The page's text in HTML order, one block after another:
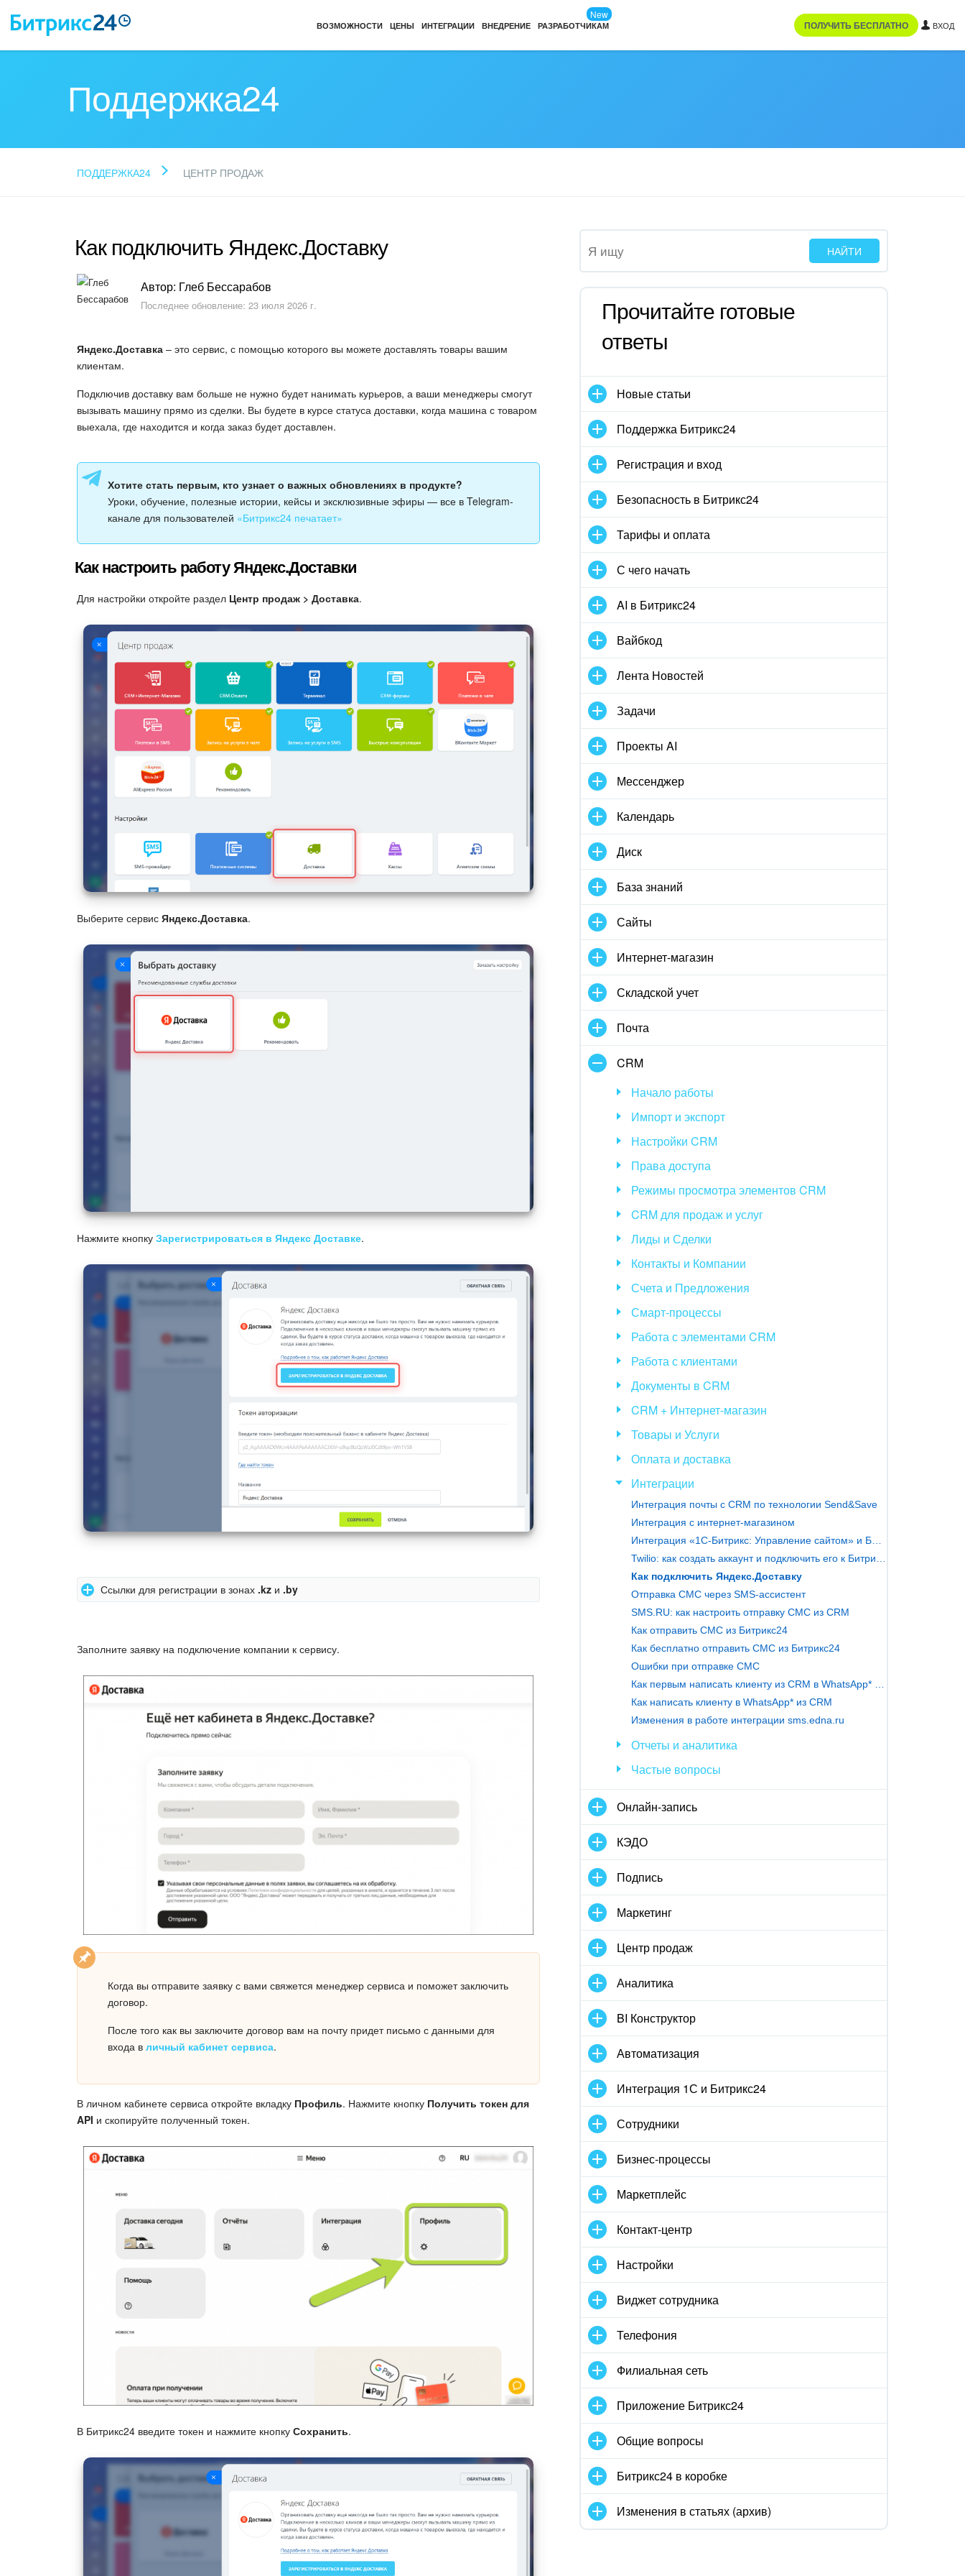
ВОЗМОЖНОСТИ ЦЕНЫ ИНТЕГРАЦИИ ВНЕДРЕНИЕ РАЗРАБОТЧИКАМ
New
ПОЛУЧИТЬ БЕСПЛАТНО ВХОД
Поддержка24
ПОДДЕРЖКА24 ЦЕНТР ПРОДАЖ
Как подключить Яндекс.Доставку
Автор: Глеб Бессарабов
Последнее обновление: 23 июля 2026 г.
Яндекс.Доставка – это сервис, с помощью которого вы можете доставлять товары вашим
клиентам.
Подключив доставку вам больше не нужно будет нанимать курьеров, а ваши менеджеры смогут
вызывать машину прямо из сделки. Вы будете в курсе статуса доставки, когда машина с товаром
выехала, где находится и когда заказ будет доставлен.
Хотите стать первым, кто узнает о важных обновлениях в продукте?
Уроки, обучение, полезные истории, кейсы и эксклюзивные эфиры — все в Telegram-
канале для пользователей «Битрикс24 печатает»
Как настроить работу Яндекс.Доставки
Для настройки откройте раздел Центр продаж > Доставка.
Выберите сервис Яндекс.Доставка.
Нажмите кнопку Зарегистрироваться в Яндекс Доставке.
Ссылки для регистрации в зонах .kz и .by
Чтобы использовать сервис на порталах зоны
регистрации.
настройки.
Чтобы использовать сервис на порталах зоны.by переходите по ссылке
Если у вас есть личный кабинет,переходите по ссылке
настройки.
Заполните заявку на подключение компании к сервису.
Когда вы отправите заявку с вами свяжется менеджер сервиса и поможет заключить
договор.
После того как вы заключите договор вам на почту придет письмо с данными для
входа в личный кабинет сервиса.
В личном кабинете сервиса откройте вкладку Профиль. Нажмите кнопку Получить токен для
API и скопируйте полученный токен.
В Битрикс24 введите токен и нажмите кнопку Сохранить.
Прочитайте готовые
ответы
Новые статьи
Поддержка Битрикс24
Регистрация и вход
Безопасность в Битрикс24
Тарифы и оплата
С чего начать
AI в Битрикс24
Вайбкод
Лента Новостей
Задачи
Проекты AI
Мессенджер
Календарь
Диск
База знаний
Сайты
Интернет-магазин
Складской учет
Почта
CRM
Начало работы
Импорт и экспорт
Настройки CRM
Права доступа
Режимы просмотра элементов CRM
CRM для продаж и услуг
Лиды и Сделки
Контакты и Компании
Счета и Предложения
Смарт-процессы
Работа с элементами CRM
Работа с клиентами
Документы в CRM
CRM + Интернет-магазин
Товары и Услуги
Оплата и доставка
Интеграции
Интеграция почты с CRM по технологии Send&Save
Интеграция с интернет-магазином
Как подключить Яндекс.Доставку
Отправка СМС через SMS-ассистент
SMS.RU: как настроить отправку СМС из CRM
Как отправить СМС из Битрикс24
Как бесплатно отправить СМС из Битрикс24
Ошибки при отправке СМС
Как написать клиенту в WhatsApp* из CRM
Изменения в работе интеграции sms.edna.ru
Отчеты и аналитика
Частые вопросы
Онлайн-запись
КЭДО
Подпись
Маркетинг
Центр продаж
Аналитика
BI Конструктор
Автоматизация
Интеграция 1С и Битрикс24
Сотрудники
Бизнес-процессы
Маркетплейс
Контакт-центр
Настройки
Виджет сотрудника
Телефония
Филиальная сеть
Приложение Битрикс24
Общие вопросы
Битрикс24 в коробке
Изменения в статьях (архив)